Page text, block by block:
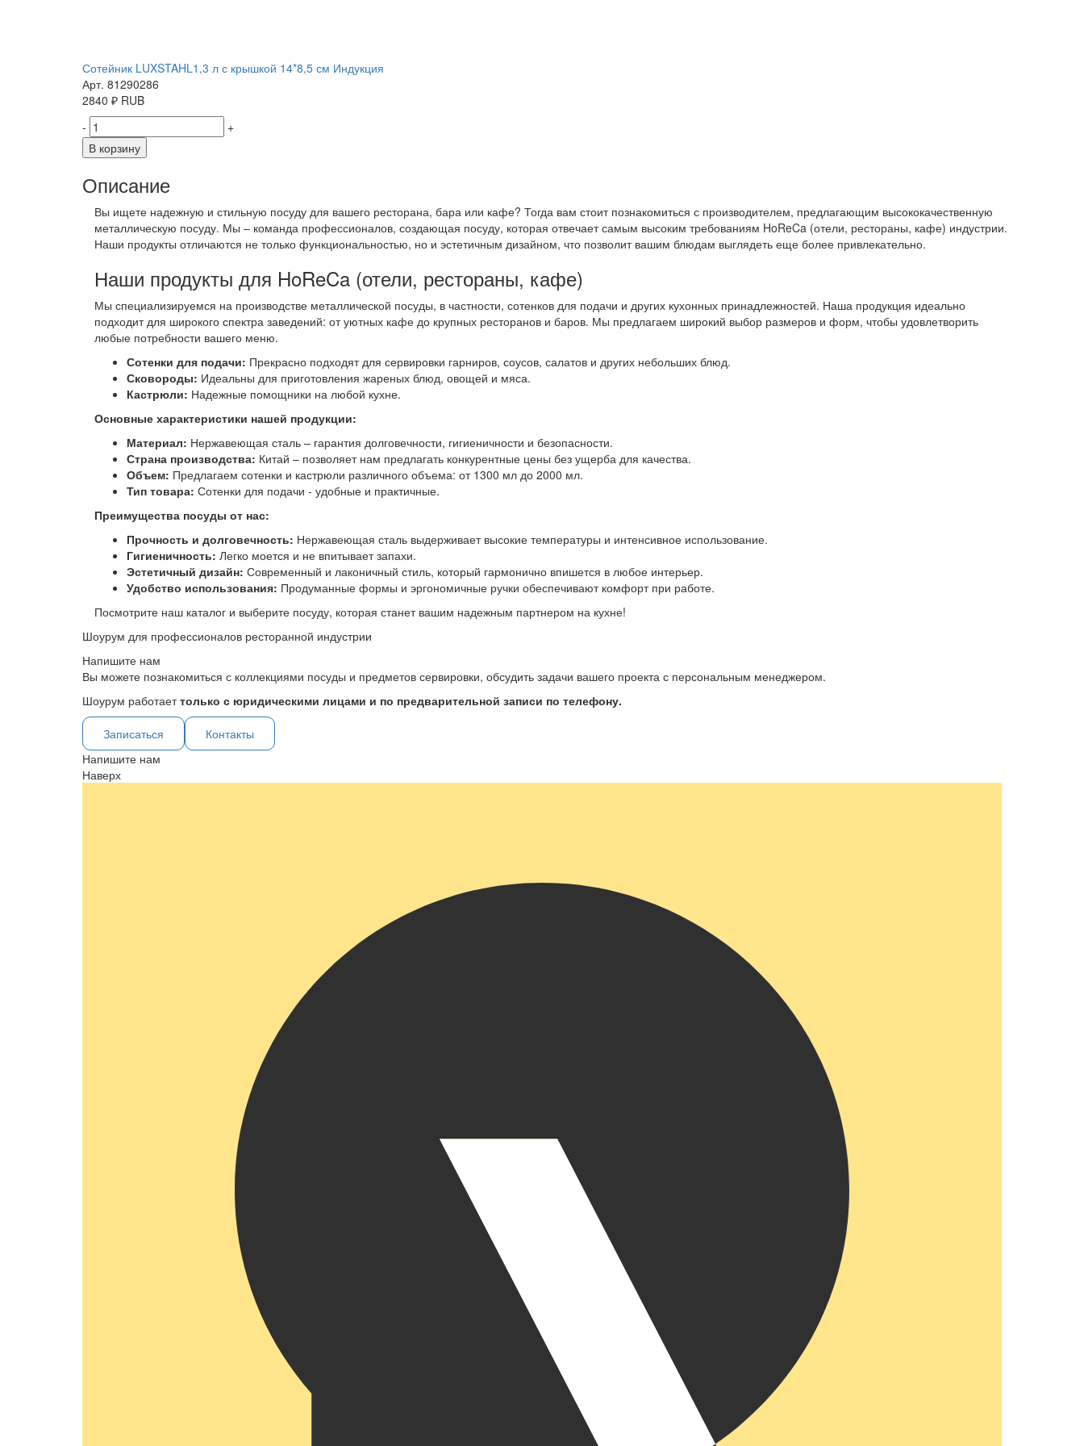
Сотейник LUXSTAHL1,3 л с крышкой 14*8,5 см Индукция
Арт. 81290286
2840 ₽ RUB
-
+
В корзину
Описание
Вы ищете надежную и стильную посуду для вашего ресторана, бара или кафе? Тогда вам стоит познакомиться с производителем, предлагающим высококачественную
металлическую посуду. Мы – команда профессионалов, создающая посуду, которая отвечает самым высоким требованиям HoReCa (отели, рестораны, кафе) индустрии.
Наши продукты отличаются не только функциональностью, но и эстетичным дизайном, что позволит вашим блюдам выглядеть еще более привлекательно.
Наши продукты для HoReCa (отели, рестораны, кафе)
Мы специализируемся на производстве металлической посуды, в частности, сотенков для подачи и других кухонных принадлежностей. Наша продукция идеально
подходит для широкого спектра заведений: от уютных кафе до крупных ресторанов и баров. Мы предлагаем широкий выбор размеров и форм, чтобы удовлетворить
любые потребности вашего меню.
Сотенки для подачи: Прекрасно подходят для сервировки гарниров, соусов, салатов и других небольших блюд.
Сковороды: Идеальны для приготовления жареных блюд, овощей и мяса.
Кастрюли: Надежные помощники на любой кухне.
Основные характеристики нашей продукции:
Материал: Нержавеющая сталь – гарантия долговечности, гигиеничности и безопасности.
Страна производства: Китай – позволяет нам предлагать конкурентные цены без ущерба для качества.
Объем: Предлагаем сотенки и кастрюли различного объема: от 1300 мл до 2000 мл.
Тип товара: Сотенки для подачи - удобные и практичные.
Преимущества посуды от нас:
Прочность и долговечность: Нержавеющая сталь выдерживает высокие температуры и интенсивное использование.
Гигиеничность: Легко моется и не впитывает запахи.
Эстетичный дизайн: Современный и лаконичный стиль, который гармонично впишется в любое интерьер.
Удобство использования: Продуманные формы и эргономичные ручки обеспечивают комфорт при работе.
Посмотрите наш каталог и выберите посуду, которая станет вашим надежным партнером на кухне!
Шоурум для профессионалов ресторанной индустрии
Напишите нам
Вы можете познакомиться с коллекциями посуды и предметов сервировки, обсудить задачи вашего проекта с персональным менеджером.
Шоурум работаеттолько с юридическими лицами и по предварительной записи по телефону.
Записаться
Контакты
Напишите нам
Наверх